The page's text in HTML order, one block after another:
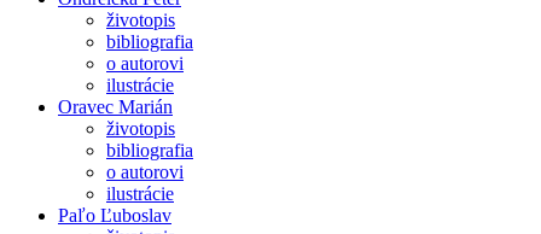
životopis
bibliografia
o autorovi
ilustrácie
Oravec Marián
životopis
bibliografia
o autorovi
ilustrácie
Paľo Ľuboslav